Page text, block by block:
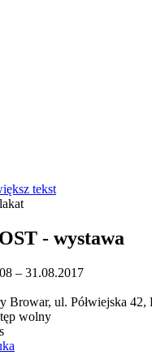
tekst
- wystawa
– 31.08.2017
Browar, ul. Półwiejska 42,
wolny